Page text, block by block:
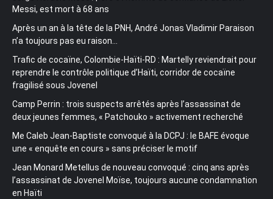
Messi, est mort à 68 ans
Après un an à la tête de la PNH, André Jonas Vladimir Paraison
n’a toujours pas eu raison…
Trafic de cocaïne, Colombie-Haïti-RD : Martelly reviendrait pour
reprendre le contrôle politique d’Haïti, corridor de cocaïne
fragilisé sous Jovenel
Camp Perrin : trois suspects arrêtés après l’assassinat de
deux jeunes femmes, « Patchouko » activement recherché
Me Caleb Jean-Baptiste convoqué à la DCPJ : le BAFE évoque
une « enquête en cours » sans préciser le motif
Jean Monard Metellus de nouveau convoqué : cinq ans après
l’assassinat de Jovenel Moïse, toujours aucune condamnation
en Haïti